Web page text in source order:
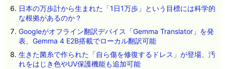
日本の万歩計から生まれた「1日1万歩」という目標には科学的
な根拠があるのか？
Googleがオフライン翻訳デバイス「Gemma Translator」を発
表、Gemma 4 E2B搭載でローカル翻訳可能
生きた菌糸で作られた「自ら傷を修復するドレス」が登場、汚
れをはじき色やUV保護機能も追加可能